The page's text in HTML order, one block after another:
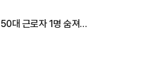
대 근로자 1명 숨져…